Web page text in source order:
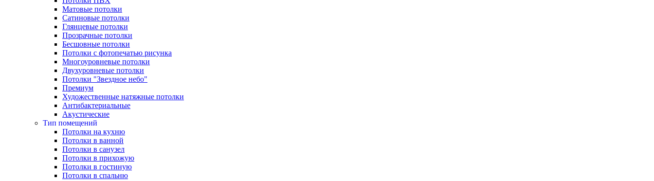
Матовые потолки
Сатиновые потолки
Глянцевые потолки
Прозрачные потолки
Бесшовные потолки
Потолки с фотопечатью рисунка
Многоуровневые потолки
Двухуровневые потолки
Потолки "Звездное небо"
Премиум
Художественные натяжные потолки
Антибактериальные
Акустические
Тип помещений
Потолки на кухню
Потолки в ванной
Потолки в санузел
Потолки в прихожую
Потолки в гостиную
Потолки в спальню